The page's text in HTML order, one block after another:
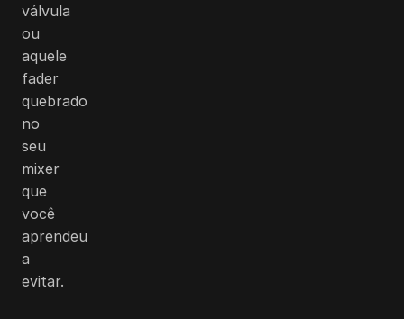
válvula
ou
aquele
fader
quebrado
no
seu
mixer
que
você
aprendeu
a
evitar.